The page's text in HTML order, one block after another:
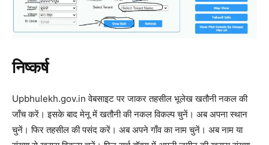
निष्कर्ष
Upbhulekh.gov.in वेबसाइट पर जाकर तहसील भूलेख खतौनी नकल की
जाँच करें। इसके बाद मेनू में खतौनी की नकल विकल्प चुनें। अब अपना स्थान
चुनें। फिर तहसील की पसंद करें। अब अपने गाँव का नाम चुनें। अब नाम या